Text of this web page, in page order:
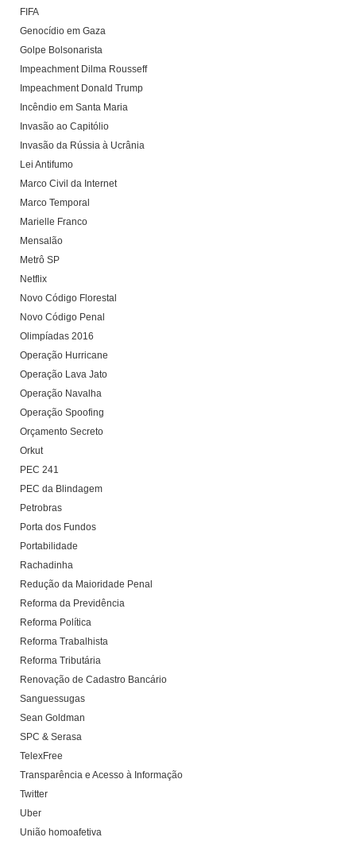
FIFA
Genocídio em Gaza
Golpe Bolsonarista
Impeachment Dilma Rousseff
Impeachment Donald Trump
Incêndio em Santa Maria
Invasão ao Capitólio
Invasão da Rússia à Ucrânia
Lei Antifumo
Marco Civil da Internet
Marco Temporal
Marielle Franco
Mensalão
Metrô SP
Netflix
Novo Código Florestal
Novo Código Penal
Olimpíadas 2016
Operação Hurricane
Operação Lava Jato
Operação Navalha
Operação Spoofing
Orçamento Secreto
Orkut
PEC 241
PEC da Blindagem
Petrobras
Porta dos Fundos
Portabilidade
Rachadinha
Redução da Maioridade Penal
Reforma da Previdência
Reforma Política
Reforma Trabalhista
Reforma Tributária
Renovação de Cadastro Bancário
Sanguessugas
Sean Goldman
SPC & Serasa
TelexFree
Transparência e Acesso à Informação
Twitter
Uber
União homoafetiva